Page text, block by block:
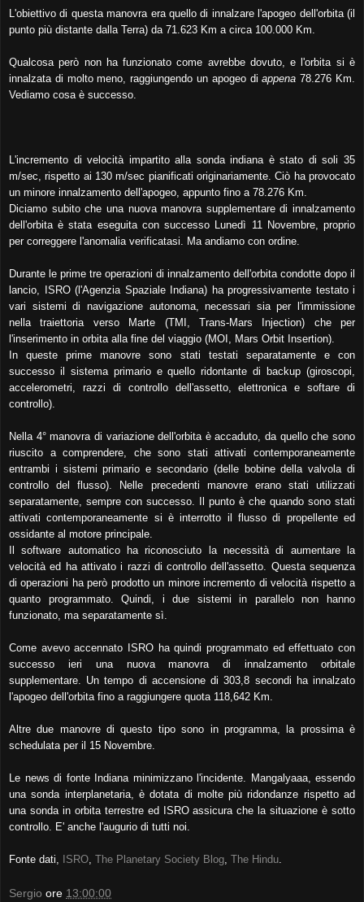
L'obiettivo di questa manovra era quello di innalzare l'apogeo dell'orbita (il
punto più distante dalla Terra) da 71.623 Km a circa 100.000 Km.
Qualcosa però non ha funzionato come avrebbe dovuto, e l'orbita si è
innalzata di molto meno, raggiungendo un apogeo diappena 78.276 Km.
Vediamo cosa è successo.
L'incremento di velocità impartito alla sonda indiana è stato di soli 35
m/sec, rispetto ai 130 m/sec pianificati originariamente. Ciò ha provocato
un minore innalzamento dell'apogeo, appunto fino a 78.276 Km.
Diciamo subito che una nuova manovra supplementare di innalzamento
dell'orbita è stata eseguita con successo Lunedì 11 Novembre, proprio
per correggere l'anomalia verificatasi. Ma andiamo con ordine.
Durante le prime tre operazioni di innalzamento dell'orbita condotte dopo il
lancio, ISRO (l'Agenzia Spaziale Indiana) ha progressivamente testato i
vari sistemi di navigazione autonoma, necessari sia per l'immissione
nella traiettoria verso Marte (TMI, Trans-Mars Injection) che per
l'inserimento in orbita alla fine del viaggio (MOI, Mars Orbit Insertion).
In queste prime manovre sono stati testati separatamente e con
successo il sistema primario e quello ridontante di backup (giroscopi,
accelerometri, razzi di controllo dell'assetto, elettronica e softare di
controllo).
Nella 4° manovra di variazione dell'orbita è accaduto, da quello che sono
riuscito a comprendere, che sono stati attivati contemporaneamente
entrambi i sistemi primario e secondario (delle bobine della valvola di
controllo del flusso). Nelle precedenti manovre erano stati utilizzati
separatamente, sempre con successo. Il punto è che quando sono stati
attivati contemporaneamente si è interrotto il flusso di propellente ed
ossidante al motore principale.
Il software automatico ha riconosciuto la necessità di aumentare la
velocità ed ha attivato i razzi di controllo dell'assetto. Questa sequenza
di operazioni ha però prodotto un minore incremento di velocità rispetto a
quanto programmato. Quindi, i due sistemi in parallelo non hanno
funzionato, ma separatamente sì.
Come avevo accennato ISRO ha quindi programmato ed effettuato con
successo ieri una nuova manovra di innalzamento orbitale
supplementare. Un tempo di accensione di 303,8 secondi ha innalzato
l'apogeo dell'orbita fino a raggiungere quota 118,642 Km.
Altre due manovre di questo tipo sono in programma, la prossima è
schedulata per il 15 Novembre.
Le news di fonte Indiana minimizzano l'incidente. Mangalyaaa, essendo
una sonda interplanetaria, è dotata di molte più ridondanze rispetto ad
una sonda in orbita terrestre ed ISRO assicura che la situazione è sotto
controllo. E' anche l'augurio di tutti noi.
Fonte dati, ISRO The Planetary Society Blog The Hindu
Sergio ore 13:00:00